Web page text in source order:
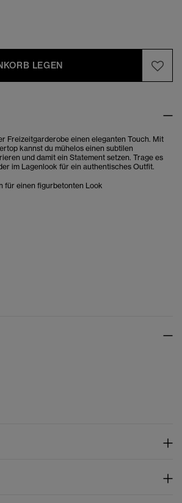
LEGEN
Freizeitgarderobe einen eleganten Touch. Mit
kannst du mühelos einen subtilen
und damit ein Statement setzen. Trage es
im Lagenlook für ein authentisches Outfit.
für einen figurbetonten Look